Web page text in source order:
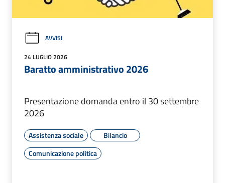
AVVISI
24 LUGLIO 2026
Baratto amministrativo 2026
Presentazione domanda entro il 30 settembre
2026
Assistenza sociale
Bilancio
Comunicazione politica